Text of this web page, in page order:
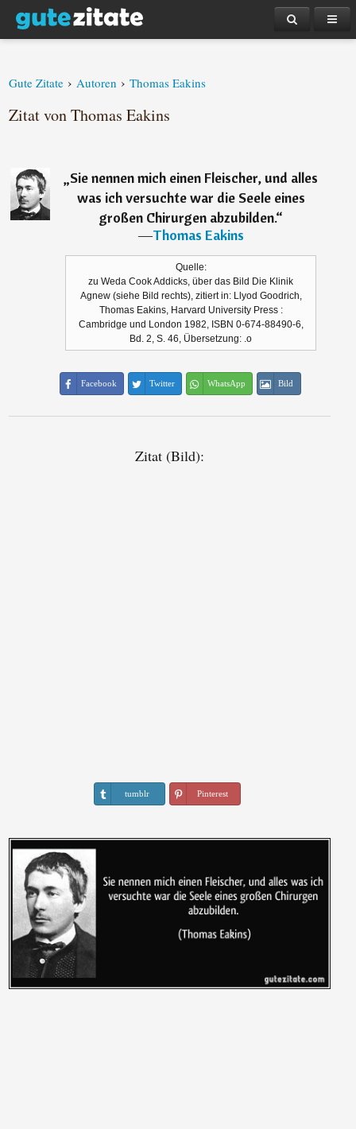
Gute Zitate › Autoren › Thomas Eakins
Zitat von Thomas Eakins
„Sie nennen mich einen Fleischer, und alles
was ich versuchte war die Seele eines
großen Chirurgen abzubilden.“
―Thomas Eakins
Quelle:
zu Weda Cook Addicks, über das Bild Die Klinik
Agnew (siehe Bild rechts), zitiert in: Llyod Goodrich,
Thomas Eakins, Harvard University Press :
Cambridge und London 1982, ISBN 0-674-88490-6,
Bd. 2, S. 46, Übersetzung: .o
Facebook Twitter WhatsApp Bild
Zitat (Bild):
tumblr Pinterest